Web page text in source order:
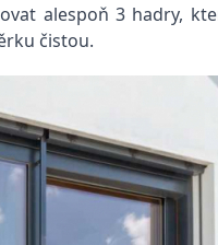
alespoň 3 hadry,
čistou.